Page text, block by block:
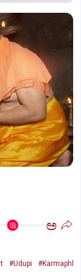
ಅ
#Udupi
#Karmaphl